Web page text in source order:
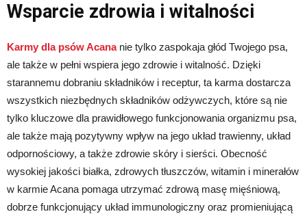
Wsparcie zdrowia i witalności
Karmy dla psów Acananie tylko zaspokaja głód Twojego psa,
ale także w pełni wspiera jego zdrowie i witalność. Dzięki
starannemu dobraniu składników i receptur, ta karma dostarcza
wszystkich niezbędnych składników odżywczych, które są nie
tylko kluczowe dla prawidłowego funkcjonowania organizmu psa,
ale także mają pozytywny wpływ na jego układ trawienny, układ
odpornościowy, a także zdrowie skóry i sierści. Obecność
wysokiej jakości białka, zdrowych tłuszczów, witamin i minerałów
w karmie Acana pomaga utrzymać zdrową masę mięśniową,
dobrze funkcjonujący układ immunologiczny oraz promieniującą